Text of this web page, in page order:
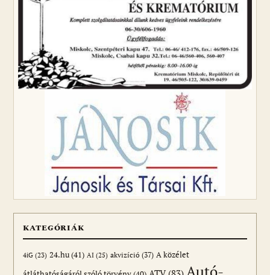
KATEGÓRIÁK
4iG (23) 24.hu(41) AI (25) akvizíció (37) A közélet